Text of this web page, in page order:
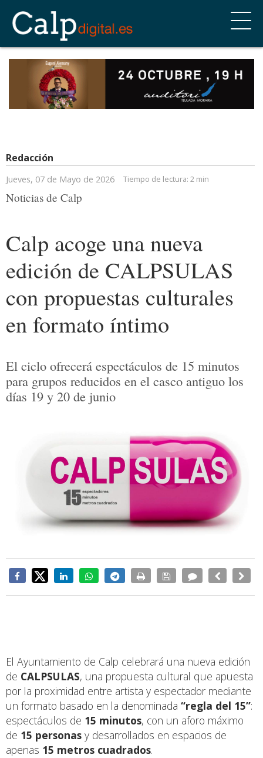
Redacción
Jueves, 07 de Mayo de 2026 Tiempo de lectura: 2 min
Noticias de Calp
Calp acoge una nueva
edición de CALPSULAS
con propuestas culturales
en formato íntimo
El ciclo ofrecerá espectáculos de 15 minutos
para grupos reducidos en el casco antiguo los
días 19 y 20 de junio
El Ayuntamiento de Calp celebrará una nueva edición
de CALPSULAS, una propuesta cultural que apuesta
por la proximidad entre artista y espectador mediante
un formato basado en la denominada “regla del 15”:
espectáculos de 15 minutos, con un aforo máximo
de 15 personas y desarrollados en espacios de
apenas 15 metros cuadrados.